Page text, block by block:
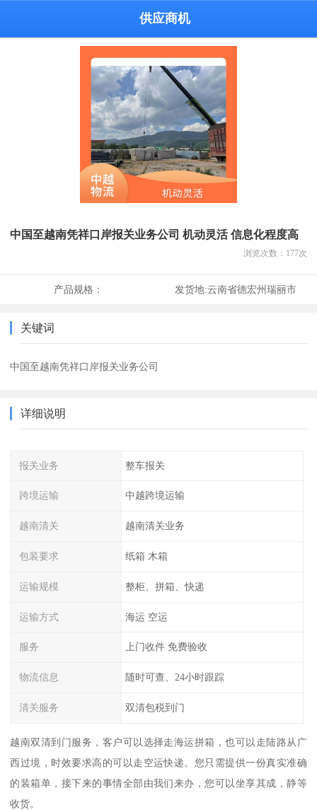
供应商机
中国至越南凭祥口岸报关业务公司 机动灵活 信息化程度高
浏览次数： 177次
产品规格： 发货地:云南省德宏州瑞丽市
关键词
中国至越南凭祥口岸报关业务公司
详细说明
报关业务 整车报关
跨境运输 中越跨境运输
越南清关 越南清关业务
包装要求 纸箱 木箱
运输规模 整柜、拼箱、快递
运输方式 海运 空运
服务 上门收件 免费验收
物流信息 随时可查、24小时跟踪
清关服务 双清包税到门
越南双清到门服务，客户可以选择走海运拼箱，也可以走陆路从广
西过境，时效要求高的可以走空运快递。您只需提供一份真实准确
的装箱单，接下来的事情全部由我们来办，您可以坐享其成，静等
收货。